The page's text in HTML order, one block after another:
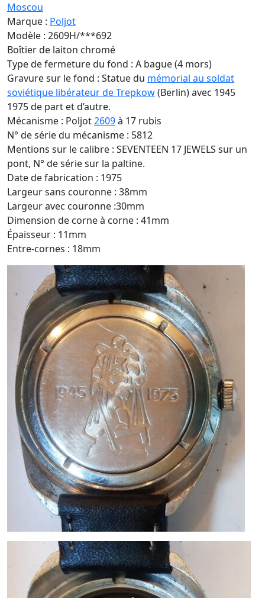
Moscou
Marque : Poljot
Modèle : 2609H/***692
Boîtier de laiton chromé
Type de fermeture du fond : A bague (4 mors)
Gravure sur le fond : Statue du mémorial au soldat
soviétique libérateur de Trepkow(Berlin) avec 1945
1975 de part et d’autre.
Mécanisme : Poljot2609à 17 rubis
N° de série du mécanisme : 5812
Mentions sur le calibre : SEVENTEEN 17 JEWELS sur un
pont, N° de série sur la paltine.
Date de fabrication : 1975
Largeur sans couronne : 38mm
Largeur avec couronne :30mm
Dimension de corne à corne : 41mm
Épaisseur : 11mm
Entre-cornes : 18mm